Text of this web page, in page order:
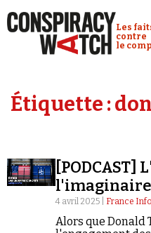
Les
contre
le
Analyses
Vidéos
Émissions
Revues
Étiquette :
[PODCAST]
4 avril 2025 | France Info
Alors que Donald